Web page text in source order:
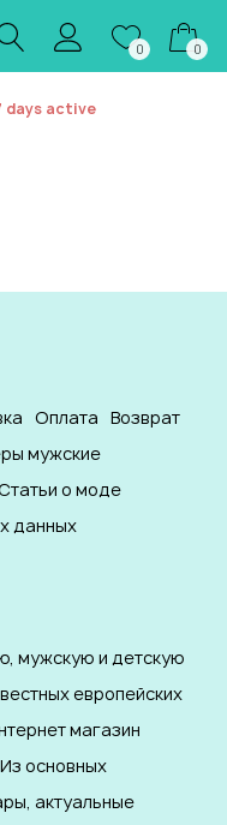
0 0
days active
Оплата Возврат
мужские
о моде
данных
мужскую и детскую
европейских
магазин
основных
актуальные